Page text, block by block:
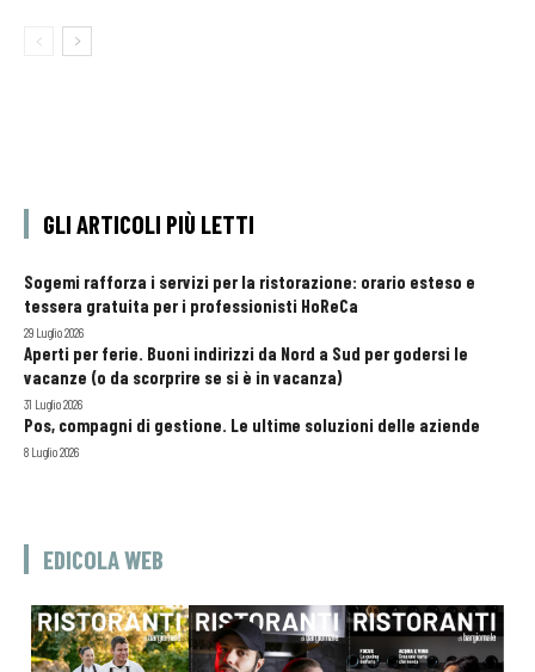
GLI ARTICOLI PIÙ LETTI
Sogemi rafforza i servizi per la ristorazione: orario esteso e
tessera gratuita per i professionisti HoReCa
29 Luglio 2026
Aperti per ferie. Buoni indirizzi da Nord a Sud per godersi le
vacanze (o da scorprire se si è in vacanza)
31 Luglio 2026
Pos, compagni di gestione. Le ultime soluzioni delle aziende
8 Luglio 2026
EDICOLA WEB